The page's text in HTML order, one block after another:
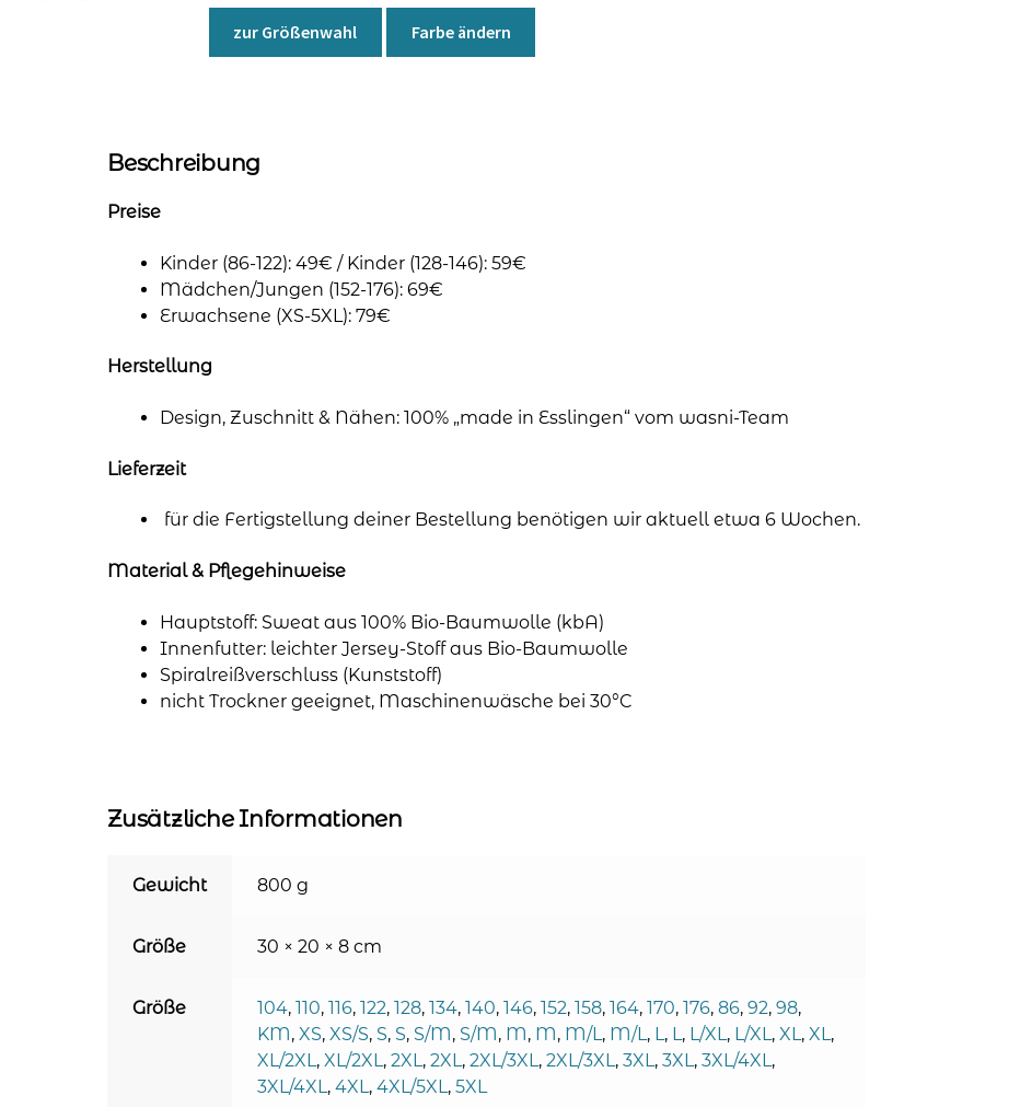
zur Größenwahl Farbe ändern
Beschreibung
Preise
Kinder (86-122): 49€ / Kinder (128-146): 59€
Mädchen/Jungen (152-176): 69€
Erwachsene (XS-5XL): 79€
Herstellung
Design, Zuschnitt & Nähen: 100% „made in Esslingen“ vom wasni-Team
Lieferzeit
für die Fertigstellung deiner Bestellung benötigen wir aktuell etwa 6 Wochen.
Material & Pflegehinweise
Hauptstoff: Sweat aus 100% Bio-Baumwolle (kbA)
Innenfutter: leichter Jersey-Stoff aus Bio-Baumwolle
Spiralreißverschluss (Kunststoff)
nicht Trockner geeignet, Maschinenwäsche bei 30°C
Zusätzliche Informationen
Gewicht 800 g
Größe 30 × 20 × 8 cm
Größe 104, 110, 116, 122, 128, 134, 140, 146, 152, 158, 164, 170, 176, 86, 92, 98,
KM, XS, XS/S, S, S, S/M, S/M, M, M, M/L, M/L, L, L, L/XL, L/XL, XL, XL,
XL/2XL, XL/2XL, 2XL, 2XL, 2XL/3XL, 2XL/3XL, 3XL, 3XL, 3XL/4XL,
3XL/4XL, 4XL, 4XL/5XL, 5XL